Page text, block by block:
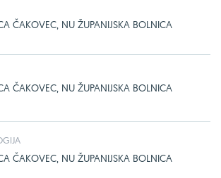
ČAKOVEC, NU ŽUPANIJSKA BOLNICA
ČAKOVEC, NU ŽUPANIJSKA BOLNICA
ČAKOVEC, NU ŽUPANIJSKA BOLNICA